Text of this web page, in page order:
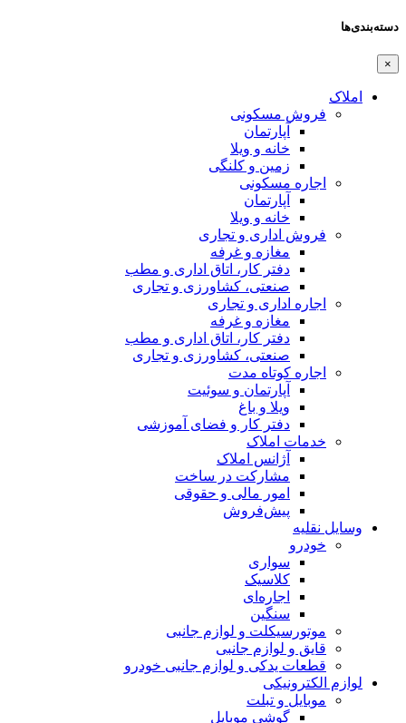
دسته‌بندی‌ها
×
املاک
فروش مسکونی
آپارتمان
خانه و ویلا
زمین و کلنگی
اجاره مسکونی
آپارتمان
خانه و ویلا
فروش اداری و تجاری
مغازه و غرفه
دفتر کار، اتاق اداری و مطب
صنعتی،‌ کشاورزی و تجاری
اجاره اداری و تجاری
مغازه و غرفه
دفتر کار، اتاق اداری و مطب
صنعتی،‌ کشاورزی و تجاری
اجاره کوتاه مدت
آپارتمان و سوئیت
ویلا و باغ
دفتر کار و فضای آموزشی
خدمات املاک
آژانس املاک
مشارکت در ساخت
امور مالی و حقوقی
پیش‌فروش
وسایل نقلیه
خودرو
سواری
کلاسیک
اجاره‌ای
سنگین
موتورسیکلت و لوازم جانبی
قایق و لوازم جانبی
قطعات یدکی و لوازم جانبی خودرو
لوازم الکترونیکی
موبایل و تبلت
گوشی موبایل